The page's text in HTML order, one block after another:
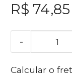
R$ 74,85
-
Calcular o